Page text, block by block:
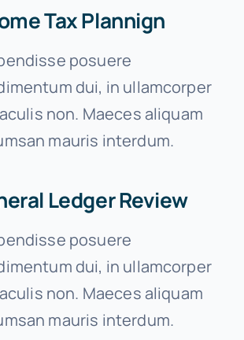
Tax Plannign
posuere
dui, in ullamcorper
non. Maeces aliquam
mauris interdum.
Ledger Review
posuere
dui, in ullamcorper
non. Maeces aliquam
mauris interdum.